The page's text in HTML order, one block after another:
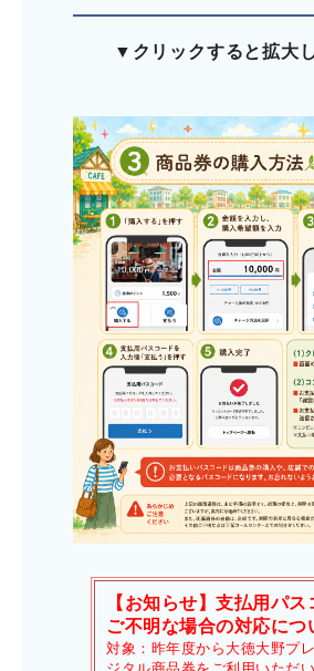
▼ クリックすると拡大
【お知らせ】支払用パス
ご不明な場合の対応につ
対象：昨年度から大徳大野プ